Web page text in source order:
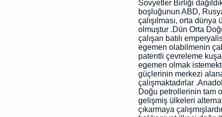
Sovyetler Birliği
boşluğunun ABD,
çalışılması, orta
olmuştur .Dün Orta
çalışan batılı
egemen olabilmenin
patentli çevreleme
egemen olmak
güçlerinin merkezi
çalışmaktadırlar
Doğu petrollerinin tam
gelişmiş ülkeleri
çıkarmaya